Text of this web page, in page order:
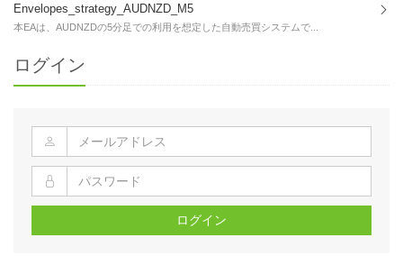
Envelopes_strategy_AUDNZD_M5
本EAは、AUDNZDの5分足での利用を想定した自動売買システムで...
ログイン
ログイン